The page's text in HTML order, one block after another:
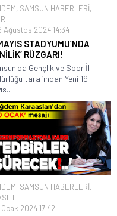
, SAMSUN HABERLERİ,
Ağustos 2024 14:34
STADYUMU’NDA
RÜZGARI!
Gençlik ve Spor İl
tarafından Yeni 19
, SAMSUN HABERLERİ,
Ocak 2024 17:42